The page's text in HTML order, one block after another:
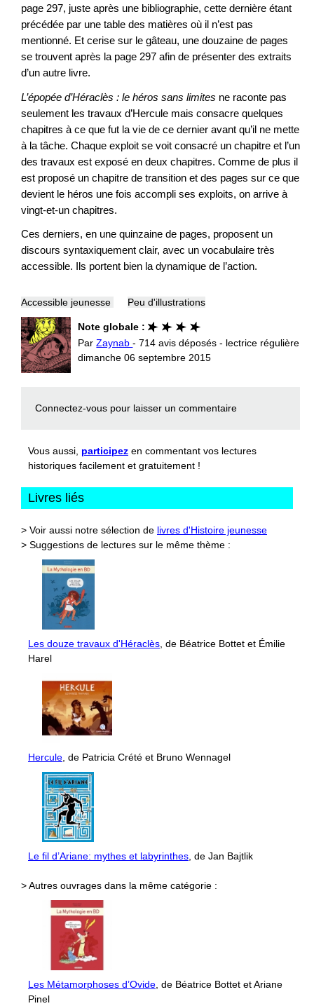
page 297, juste après une bibliographie, cette dernière étant
précédée par une table des matières où il n’est pas
mentionné. Et cerise sur le gâteau, une douzaine de pages
se trouvent après la page 297 afin de présenter des extraits
d’un autre livre.
L’épopée d’Héraclès : le héros sans limites ne raconte pas
seulement les travaux d’Hercule mais consacre quelques
chapitres à ce que fut la vie de ce dernier avant qu’il ne mette
à la tâche. Chaque exploit se voit consacré un chapitre et l’un
des travaux est exposé en deux chapitres. Comme de plus il
est proposé un chapitre de transition et des pages sur ce que
devient le héros une fois accompli ses exploits, on arrive à
vingt-et-un chapitres.
Ces derniers, en une quinzaine de pages, proposent un
discours syntaxiquement clair, avec un vocabulaire très
accessible. Ils portent bien la dynamique de l’action.
Accessible jeunesse Peu d'illustrations
Note globale :
ParZaynab- 714 avis déposés - lectrice régulière
dimanche 06 septembre 2015
Connectez-vous pour laisser un commentaire
Vous aussi, participez en commentant vos lectures
historiques facilement et gratuitement !
Livres liés
> Voir aussi notre sélection de livres d'Histoire jeunesse
> Suggestions de lectures sur le même thème :
Les douze travaux d'Héraclès , de Béatrice Bottet et Émilie
Harel
Hercule , de Patricia Crété et Bruno Wennagel
Le fil d’Ariane: mythes et labyrinthes , de Jan Bajtlik
> Autres ouvrages dans la même catégorie :
Les Métamorphoses d’Ovide , de Béatrice Bottet et Ariane
Pinel